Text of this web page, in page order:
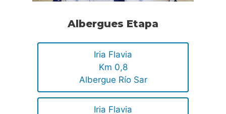
Albergues Etapa
Iria Flavia
Km 0,8
Albergue Río Sar
Iria Flavia